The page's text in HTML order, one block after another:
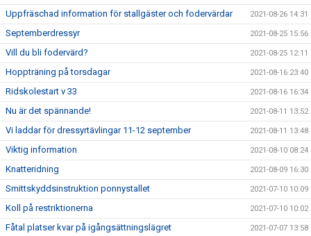
Uppfräschad information för stallgäster och fodervärdar 2021-08-26 14:31
Septemberdressyr 2021-08-25 15:56
Vill du bli fodervärd? 2021-08-25 12:11
Hoppträning på torsdagar 2021-08-16 23:40
Ridskolestart v 33 2021-08-16 16:34
Nu är det spännande! 2021-08-11 13:52
Vi laddar för dressyrtävlingar 11-12 september 2021-08-11 13:48
Viktig information 2021-08-10 08:24
Knatteridning 2021-08-09 16:30
Smittskyddsinstruktion ponnystallet 2021-07-10 10:09
Koll på restriktionerna 2021-07-10 10:02
Fåtal platser kvar på igångsättningslägret 2021-07-07 13:58